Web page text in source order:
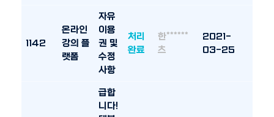
1142
온라인
강의 플
랫폼
자유
이용
권 및
수정
사항
처리
완료
한******
츠
2021-
03-25
급합
니다!